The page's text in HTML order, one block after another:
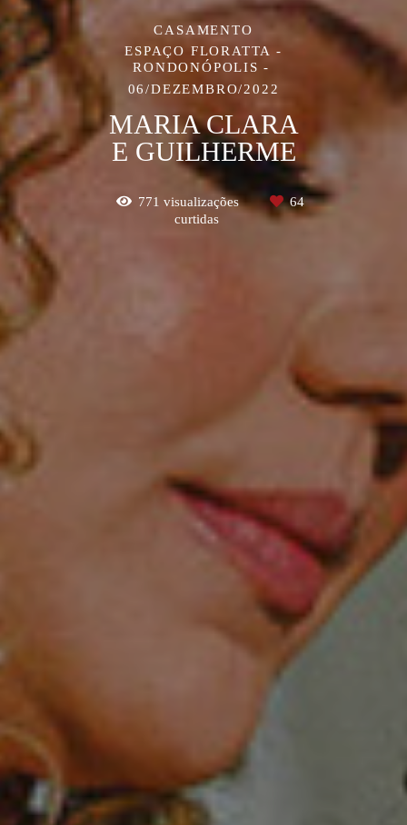
CASAMENTO
ESPAÇO FLORATTA -
RONDONÓPOLIS
06/DEZEMBRO/2022
MARIA CLARA
E GUILHERME
771 visualizações
64
curtidas